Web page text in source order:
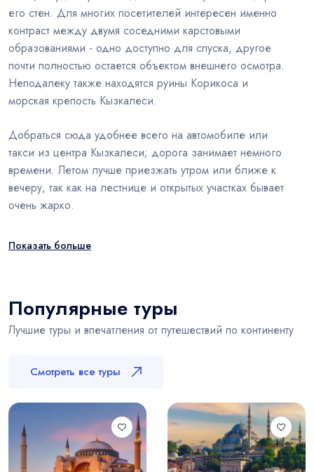
его стен. Для многих посетителей интересен именно
контраст между двумя соседними карстовыми
образованиями - одно доступно для спуска, другое
почти полностью остается объектом внешнего осмотра.
Неподалеку также находятся руины Корикоса и
морская крепость Кызкалеси.
Добраться сюда удобнее всего на автомобиле или
такси из центра Кызкалеси; дорога занимает немного
времени. Летом лучше приезжать утром или ближе к
вечеру, так как на лестнице и открытых участках бывает
очень жарко.
Показать больше
Популярные туры
Лучшие туры и впечатления от путешествий по континенту
Смотреть все туры